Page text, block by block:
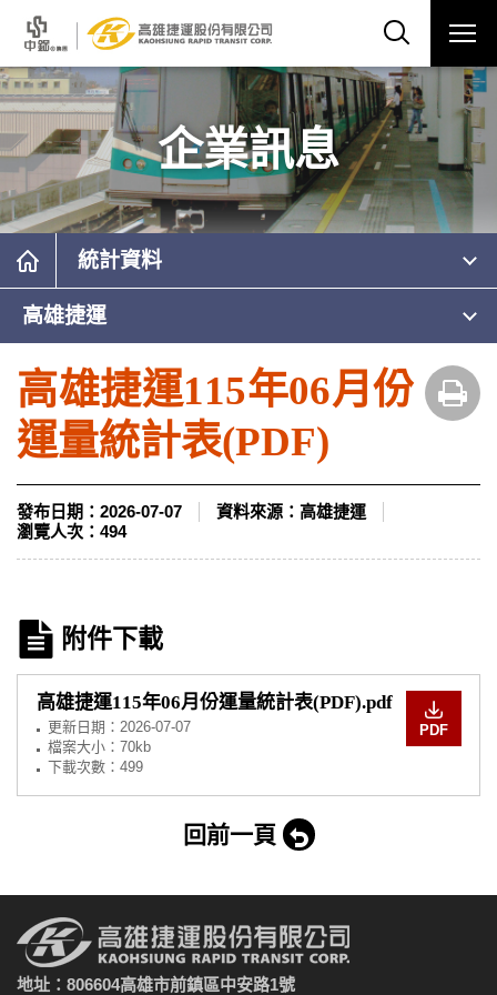
企業訊息
統計資料
高雄捷運
高雄捷運115年06月份
運量統計表(PDF)
發布日期： 2026-07-07 資料來源： 高雄捷運
瀏覽人次： 494
附件下載
高雄捷運115年06月份運量統計表(PDF).pdf
更新日期： 2026-07-07
檔案大小：70kb
下載次數：499
PDF
回前一頁
地址：806604高雄市前鎮區中安路1號